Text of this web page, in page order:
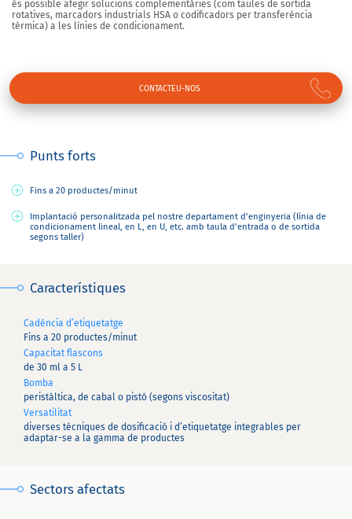
és possible afegir solucions complementàries (com taules de sortida
rotatives, marcadors industrials HSA o codificadors per transferència
tèrmica) a les línies de condicionament.
CONTACTEU-NOS
Punts forts
Fins a 20 productes/minut
Implantació personalitzada pel nostre departament d’enginyeria (línia de
condicionament lineal, en L, en U, etc. amb taula d’entrada o de sortida
segons taller)
Característiques
Cadència d’etiquetatge
Fins a 20 productes/minut
Capacitat flascons
de 30 ml a 5 L
Bomba
peristàltica, de cabal o pistó (segons viscositat)
Versatilitat
diverses tècniques de dosificació i d’etiquetatge integrables per
adaptar-se a la gamma de productes
Sectors afectats